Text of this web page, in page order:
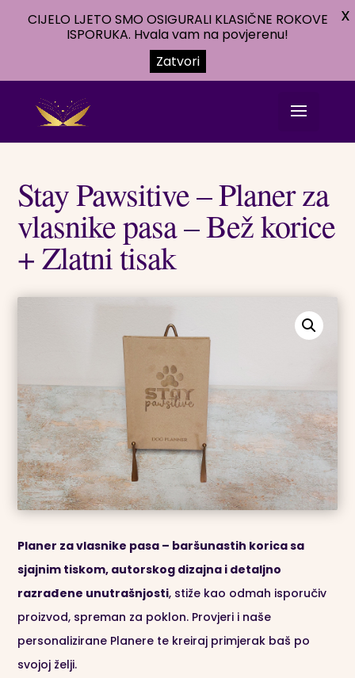
Stay Pawsitive – Planer za
vlasnike pasa – Bež korice
+ Zlatni tisak
Planer za vlasnike pasa – baršunastih korica sa
sjajnim tiskom, autorskog dizajna i detaljno
razrađene unutrašnjosti, stiže kao odmah isporučiv
proizvod, spreman za poklon. Provjeri i naše
personalizirane Planere te kreiraj primjerak baš po
svojoj želji.
CIJELO LJETO SMO OSIGURALI KLASIČNE ROKOVE
ISPORUKA. Hvala vam na povjerenu!
Zatvori
X